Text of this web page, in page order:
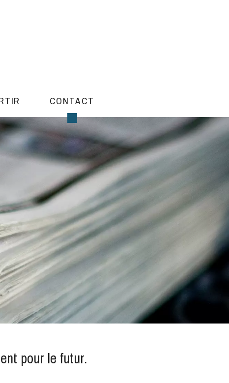
CONTACT
pour le futur.